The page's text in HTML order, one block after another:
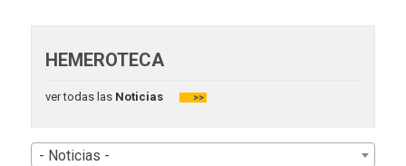
HEMEROTECA
ver todas lasNoticias >>
- Noticias -